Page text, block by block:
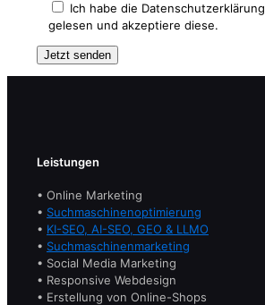
Ich habe die Datenschutzerklärung
gelesen und akzeptiere diese.
Leistungen
• Online Marketing
• Suchmaschinenoptimierung
• KI-SEO, AI-SEO, GEO & LLMO
• Suchmaschinenmarketing
• Social Media Marketing
• Responsive Webdesign
• Erstellung von Online-Shops